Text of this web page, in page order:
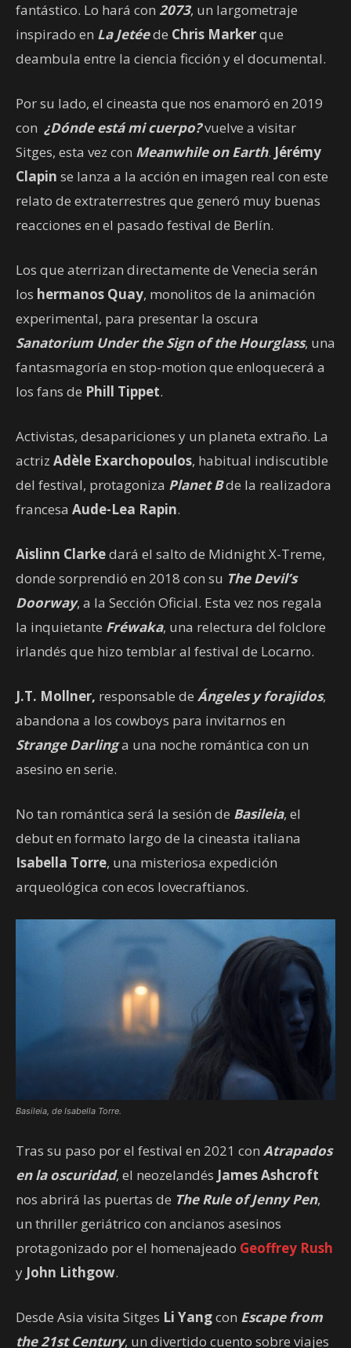
fantástico. Lo hará con 2073, un largometraje
inspirado en La Jetéede Chris Markerque
deambula entre la ciencia ficción y el documental.
Por su lado, el cineasta que nos enamoró en 2019
con ¿Dónde está mi cuerpo?vuelve a visitar
Sitges, esta vez con Meanwhile on Earth. Jérémy
Clapin se lanza a la acción en imagen real con este
relato de extraterrestres que generó muy buenas
reacciones en el pasado festival de Berlín.
Los que aterrizan directamente de Venecia serán
los hermanos Quay, monolitos de la animación
experimental, para presentar la oscura
Sanatorium Under the Sign of the Hourglass, una
fantasmagoría en stop-motion que enloquecerá a
los fans de Phill Tippet.
Activistas, desapariciones y un planeta extraño. La
actriz Adèle Exarchopoulos, habitual indiscutible
del festival, protagoniza Planet Bde la realizadora
francesa Aude-Lea Rapin.
Aislinn Clarkedará el salto de Midnight X-Treme,
donde sorprendió en 2018 con su The Devil’s
Doorway, a la Sección Oficial. Esta vez nos regala
la inquietante Fréwaka, una relectura del folclore
irlandés que hizo temblar al festival de Locarno.
J.T. Mollner, responsable de Ángeles y forajidos,
abandona a los cowboys para invitarnos en
Strange Darlinga una noche romántica con un
asesino en serie.
No tan romántica será la sesión de Basileia, el
debut en formato largo de la cineasta italiana
Isabella Torre, una misteriosa expedición
arqueológica con ecos lovecraftianos.
Basileia, de Isabella Torre.
Tras su paso por el festival en 2021 con Atrapados
en la oscuridad, el neozelandés James Ashcroft
nos abrirá las puertas de The Rule of Jenny Pen,
un thriller geriátrico con ancianos asesinos
protagonizado por el homenajeado Geoffrey Rush
y John Lithgow.
Desde Asia visita Sitges Li Yangcon Escape from
the 21st Century, un divertido cuento sobre viajes